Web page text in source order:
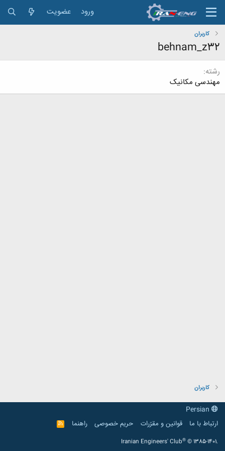
ورود عضویت
کاربران
behnam_z32
رشته
مهندسی مکانیک
کاربران
ارتباط با ما
قوانین و مقرّرات حریم خصوصی راهنما
R
S
Iranian Engineers' Club® © 1385-1401.